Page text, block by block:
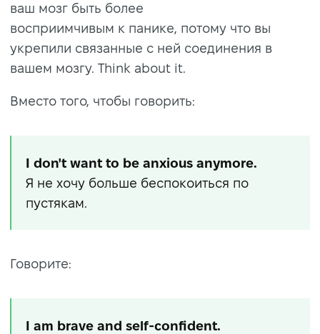
ваш мозг быть более
восприимчивым к панике, потому что вы
укрепили связанные с ней соединения в
вашем мозгу. Think about it.
Вместо того, чтобы говорить:
I don't want to be anxious anymore.
Я не хочу больше беспокоиться по
пустякам.
Говорите:
I am brave and self-confident.